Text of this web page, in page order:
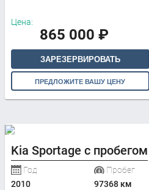
Цена:
865 000 ₽
ЗАРЕЗЕРВИРОВАТЬ
ПРЕДЛОЖИТЕ ВАШУ ЦЕНУ
Kia Sportage с пробегом
Год
2010
Пробег
97368 км